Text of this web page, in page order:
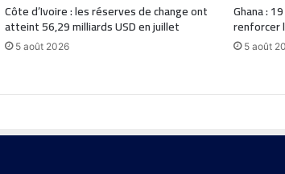
Côte d’Ivoire : les réserves de change ont
atteint 56,29 milliards USD en juillet
5 août 2026
Ghana :
renforcer
5 août